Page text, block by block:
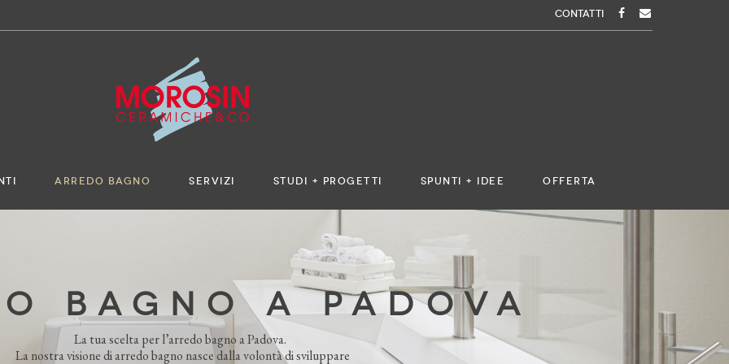
CONTATTI
ARREDO BAGNO SERVIZI STUDI + PROGETTI SPUNTI + IDEE OFFERTA
BAGNO A PADOVA
La tua scelta per l’arredo bagno a Padova.
La nostra visione di arredo bagno nasce dalla volontà di sviluppare